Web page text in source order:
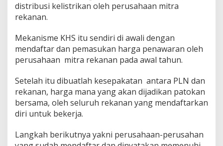
distribusi kelistrikan oleh perusahaan mitra
rekanan.
Mekanisme KHS itu sendiri di awali dengan
mendaftar dan pemasukan harga penawaran oleh
perusahaan mitra rekanan pada awal tahun.
Setelah itu dibuatlah kesepakatan antara PLN dan
rekanan, harga mana yang akan dijadikan patokan
bersama, oleh seluruh rekanan yang mendaftarkan
diri untuk bekerja.
Langkah berikutnya yakni perusahaan-perusahan